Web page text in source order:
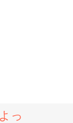
っ